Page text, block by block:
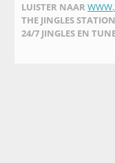
LUISTER NAAR
THE JINGLES STATION
24/7 JINGLES EN